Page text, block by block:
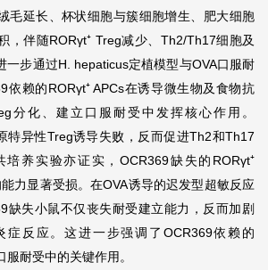
毛延长、杯状细胞与簇细胞增生、肥大细胞
，伴随RORγt⁺ Treg减少、Th2/Th17细胞及
一步通过H. hepaticus定植模型与OVA口服耐
依赖的RORγt⁺ APCs在诱导微生物及食物抗
分化、建立口服耐受中发挥核心作用。
特异性Treg诱导失败，反而促进Th2和Th17
养实验亦证实，OCR369缺失的RORγt⁺
力显著受损。在OVA诱导的迟发型超敏反应
缺失小鼠不仅丧失耐受建立能力，反而加剧
症反应。这进一步强调了OCR369依赖的
服耐受中的关键作用。